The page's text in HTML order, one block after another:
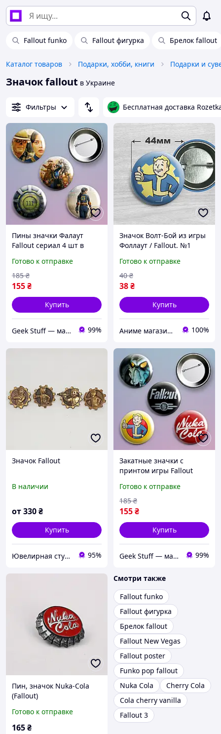
Fallout funko Fallout фигурка Брелок fallout
Каталог товаров Подарки, хобби, книги Подарки и
Значок fallout в Украине
Фильтры Бесплатная доставка
Пины значки Фалаут
Fallout сериал 4 шт в
Готово к отправке
155₴
185 ₴
Купить
Geek Stuff — магазин аниме, гиков, Kpop товаров. Сувениры с вашим принтом и полиграфия 99%
Значок Волт-Бой из игры
Фоллаут / Fallout. №1
Готово к отправке
38₴
40 ₴
Купить
Аниме магазин Anikoneko 100%
Значок Fallout
В наличии
от330₴
Купить
Ювелирная студия BeLegend 95%
Закатные значки с
принтом игры Fallout
булавке 56 мм х 4 штуки
Готово к отправке
155₴
185 ₴
Купить
Geek Stuff — магазин аниме, гиков, Kpop товаров. Сувениры с вашим принтом и полиграфия 99%
Пин, значок Nuka-Cola
(Fallout)
Готово к отправке
165₴
Смотри также
Fallout funko
Fallout фигурка
Брелок fallout
Fallout New Vegas
Fallout poster
Funko pop fallout
Nuka Cola
Cherry Cola
Cola cherry vanilla
Fallout 3